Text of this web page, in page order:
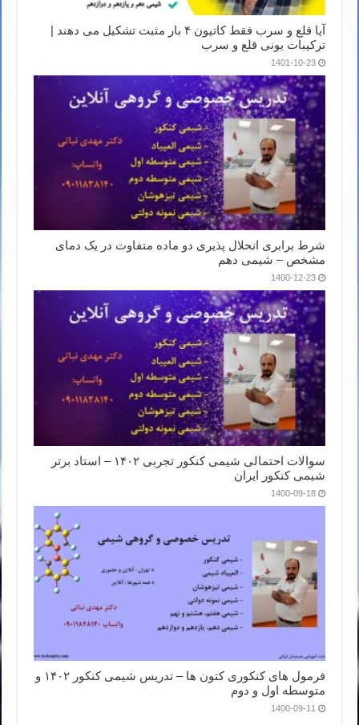
آیا قلع و سرب فقط کاتیون ۴ بار مثبت تشکیل می دهند |
ترکیبات یونی قلع و سرب
1401-10-23
شرط برابری انحلال پذیری دو ماده متفاوت در یک دمای
مشخص – شیمی دهم
1400-12-23
سوالات احتمالی شیمی کنکور تجربی ۱۴۰۲ – استاد برتر
شیمی کنکور ایران
1400-09-18
فرمول های کنکوری کتون ها – تدریس شیمی کنکور ۱۴۰۲ و
متوسطه اول و دوم
1400-09-11